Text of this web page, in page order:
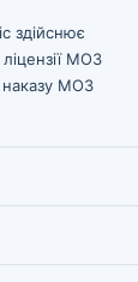
здійснює
ліцензії МОЗ
наказу МОЗ